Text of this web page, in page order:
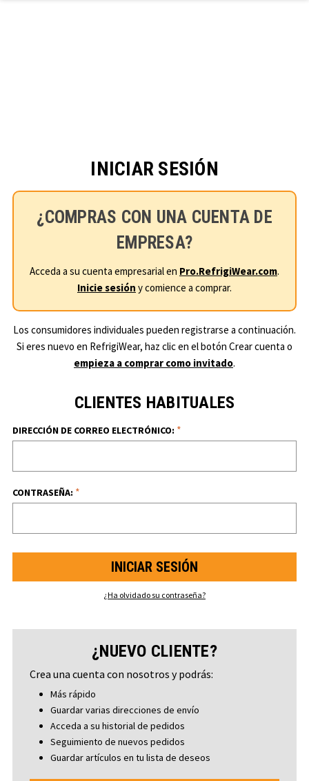
INICIAR SESIÓN
¿COMPRAS CON UNA CUENTA DE
EMPRESA?
Acceda a su cuenta empresarial en Pro.RefrigiWear.com.
Inicie sesión y comience a comprar.
Los consumidores individuales pueden registrarse a continuación.
Si eres nuevo en RefrigiWear, haz clic en el botón Crear cuenta o
empieza a comprar como invitado.
CLIENTES HABITUALES
DIRECCIÓN DE CORREO ELECTRÓNICO: *
CONTRASEÑA: *
¿Ha olvidado su contraseña?
¿NUEVO CLIENTE?
Crea una cuenta con nosotros y podrás:
Más rápido
Guardar varias direcciones de envío
Acceda a su historial de pedidos
Seguimiento de nuevos pedidos
Guardar artículos en tu lista de deseos